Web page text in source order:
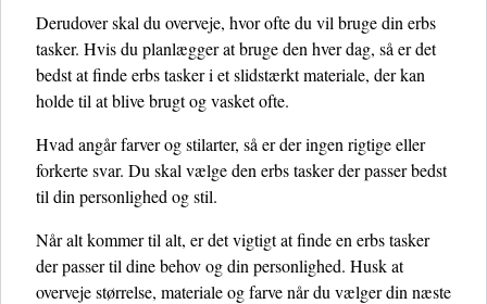
Derudover skal du overveje, hvor ofte du vil bruge din erbs
tasker. Hvis du planlægger at bruge den hver dag, så er det
bedst at finde erbs tasker i et slidstærkt materiale, der kan
holde til at blive brugt og vasket ofte.
Hvad angår farver og stilarter, så er der ingen rigtige eller
forkerte svar. Du skal vælge den erbs tasker der passer bedst
til din personlighed og stil.
Når alt kommer til alt, er det vigtigt at finde en erbs tasker
der passer til dine behov og din personlighed. Husk at
overveje størrelse, materiale og farve når du vælger din næste